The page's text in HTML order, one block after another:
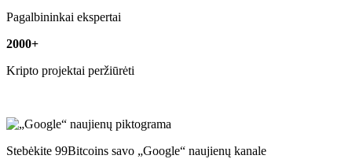
Pagalbininkai ekspertai
2000+
Kripto projektai peržiūrėti
Stebėkite 99Bitcoins savo „Google“ naujienų kanale